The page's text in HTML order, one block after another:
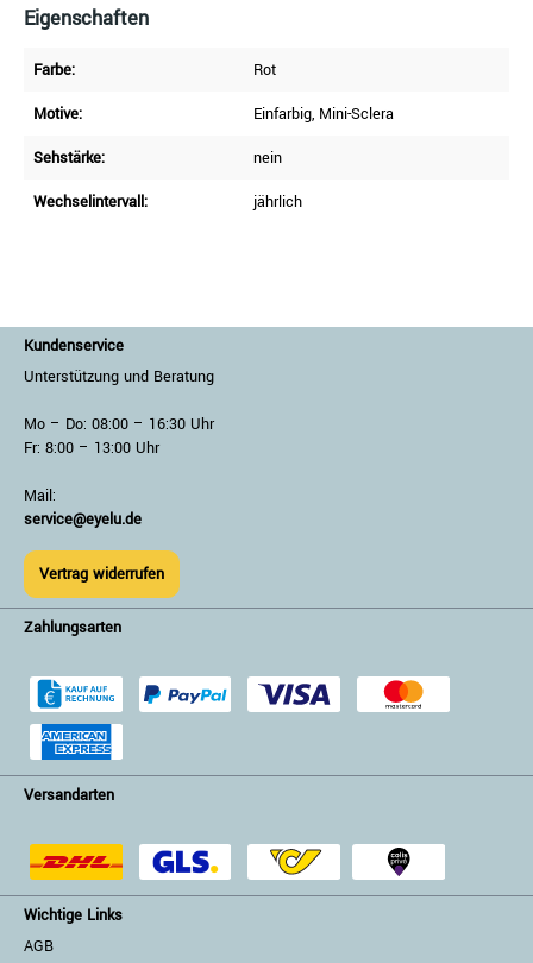
Eigenschaften
Farbe:
Rot
Motive:
Einfarbig, Mini-Sclera
Sehstärke:
nein
Wechselintervall:
jährlich
Kundenservice
Unterstützung und Beratung
Mo – Do: 08:00 – 16:30 Uhr
Fr: 8:00 – 13:00 Uhr
Mail:
service@eyelu.de
Vertrag widerrufen
Zahlungsarten
Versandarten
Wichtige Links
AGB